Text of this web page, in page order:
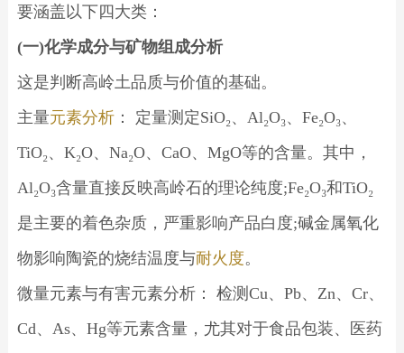
要涵盖以下四大类：
(一)化学成分与矿物组成分析
这是判断高岭土品质与价值的基础。
主量元素分析： 定量测定SiO₂、Al₂O₃、Fe₂O₃、
TiO₂、K₂O、Na₂O、CaO、MgO等的含量。其中，
Al₂O₃含量直接反映高岭石的理论纯度;Fe₂O₃和TiO₂
是主要的着色杂质，严重影响产品白度;碱金属氧化
物影响陶瓷的烧结温度与耐火度。
微量元素与有害元素分析： 检测Cu、Pb、Zn、Cr、
Cd、As、Hg等元素含量，尤其对于食品包装、医药